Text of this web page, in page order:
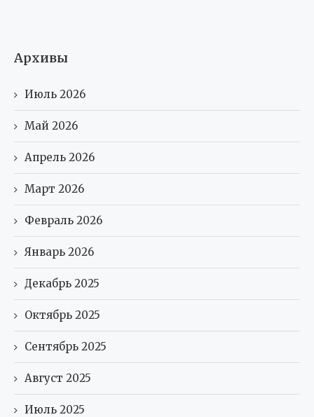
Архивы
Июль 2026
Май 2026
Апрель 2026
Март 2026
Февраль 2026
Январь 2026
Декабрь 2025
Октябрь 2025
Сентябрь 2025
Август 2025
Июль 2025